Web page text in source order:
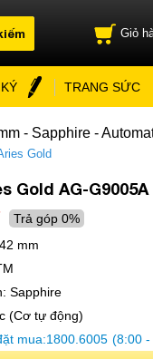
Giỏ
TRANG SỨC
- Sapphire -
Gold
Gold AG-G9005A
Trả góp 0%
42 mm
Sapphire
(Cơ tự động)
mua:1800.6005 (8:00 -